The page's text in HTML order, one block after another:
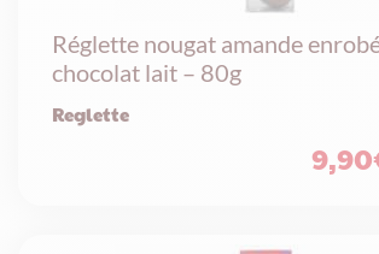
Réglette nougat amande
chocolat lait – 80g
Reglette
9,90